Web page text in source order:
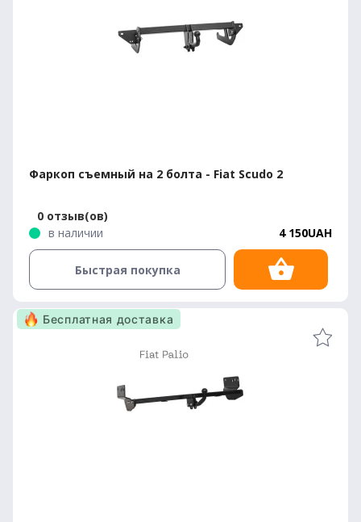
Фаркоп съемный на 2 болта - Fiat Scudo 2
0 отзыв(ов)
в наличии
4 150UAH
Быстрая покупка
Бесплатная доставка